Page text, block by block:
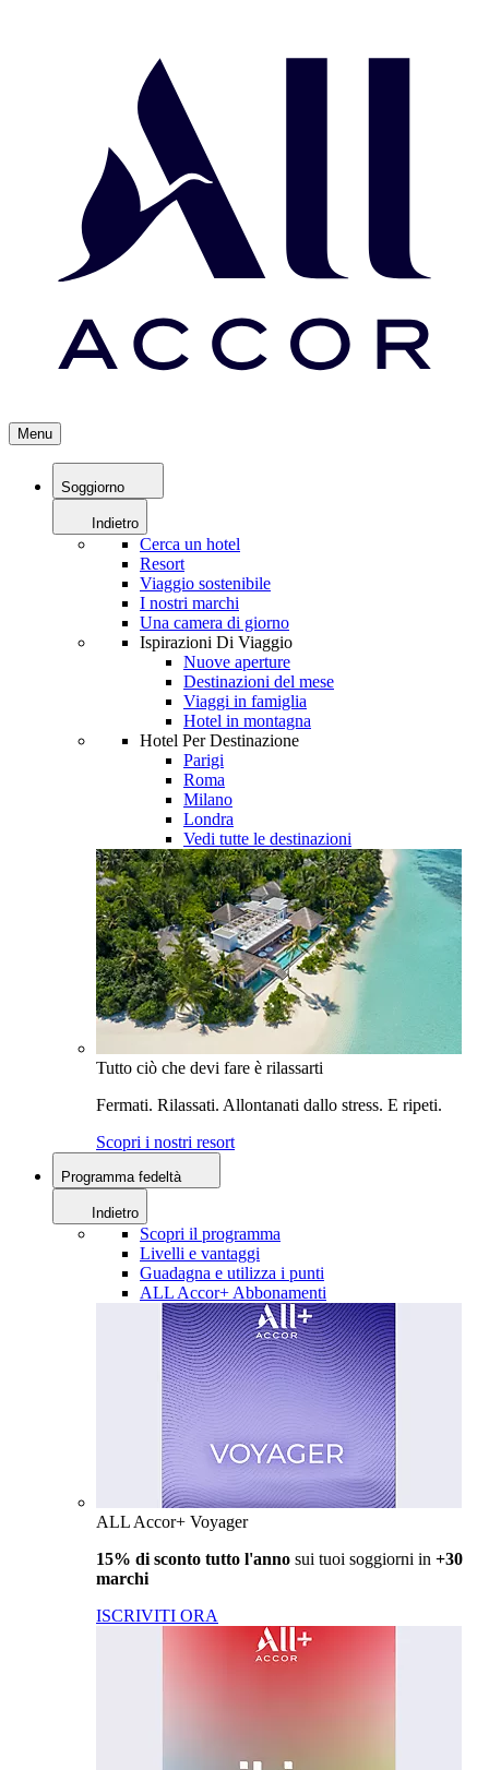
Menu
Soggiorno
Indietro
Cerca un hotel
Resort
Viaggio sostenibile
I nostri marchi
Una camera di giorno
Ispirazioni Di Viaggio
Nuove aperture
Destinazioni del mese
Viaggi in famiglia
Hotel in montagna
Hotel Per Destinazione
Parigi
Roma
Milano
Londra
Vedi tutte le destinazioni
Tutto ciò che devi fare è rilassarti
Fermati. Rilassati. Allontanati dallo stress. E ripeti.
Scopri i nostri resort
Programma fedeltà
Indietro
Scopri il programma
Livelli e vantaggi
Guadagna e utilizza i punti
ALL Accor+ Abbonamenti
ALL Accor+ Voyager
15% di sconto tutto l'anno sui tuoi soggiorni in +30
marchi
ISCRIVITI ORA